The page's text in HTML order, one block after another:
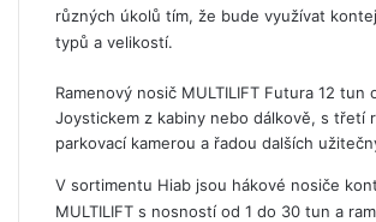
různých úkolů tím, že bude využívat
typů a velikostí.
Ramenový nosič MULTILIFT Futura 12 tun
Joystickem z kabiny nebo dálkově, s třetí
parkovací kamerou a řadou dalších
V sortimentu Hiab jsou hákové nosiče
MULTILIFT s nosností od 1 do 30 tun a